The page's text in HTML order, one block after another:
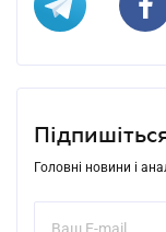
Головні новини і